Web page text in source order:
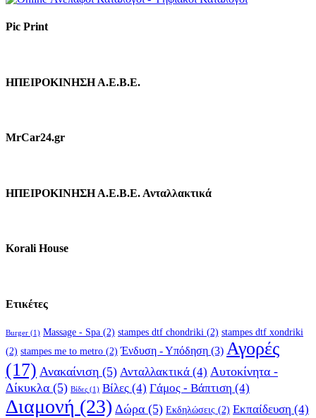
Pic Print
ΗΠΕΙΡΟΚΙΝΗΣΗ Α.Ε.Β.Ε.
MrCar24.gr
ΗΠΕΙΡΟΚΙΝΗΣΗ Α.Ε.Β.Ε. Ανταλλακτικά
Korali House
Ετικέτες
Burger (1) Massage - Spa (2) stampes dtf chondriki (2) stampes dtf xondriki
(2) stampes me to metro (2) Ένδυση - Υπόδηση (3) Αγορές
(17) Ανακαίνιση (5) Ανταλλακτικά (4) Αυτοκίνητα -
Δίκυκλα (5) Βίδες (1) Βίλες (4) Γάμος - Βάπτιση (4)
Διαμονή (23) Δώρα (5) Εκδηλώσεις (2) Εκπαίδευση (4)